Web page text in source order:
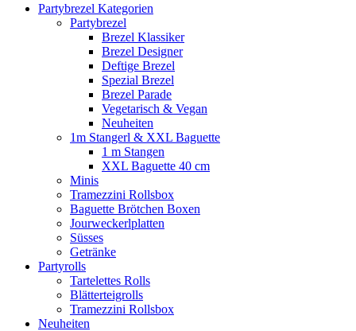
Partybrezel Kategorien
Partybrezel
Brezel Klassiker
Brezel Designer
Deftige Brezel
Spezial Brezel
Brezel Parade
Vegetarisch & Vegan
Neuheiten
1m Stangerl & XXL Baguette
1 m Stangen
XXL Baguette 40 cm
Minis
Tramezzini Rollsbox
Baguette Brötchen Boxen
Jourweckerlplatten
Süsses
Getränke
Partyrolls
Tartelettes Rolls
Blätterteigrolls
Tramezzini Rollsbox
Neuheiten